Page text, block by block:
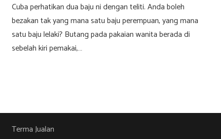
Cuba perhatikan dua baju ni dengan teliti. Anda boleh
bezakan tak yang mana satu baju perempuan, yang mana
satu baju lelaki? Butang pada pakaian wanita berada di
sebelah kiri pemakai,…
Terma Jualan